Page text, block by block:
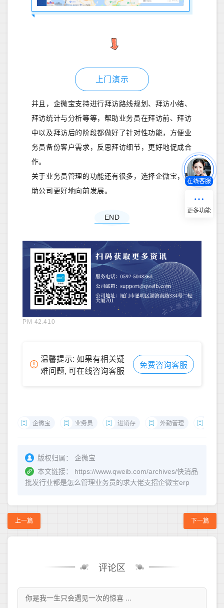
上门演示
并且，企微宝支持进行拜访路线规划、拜访小结、
拜访统计与分析等等，帮助业务员在拜访前、拜访
中以及拜访后的阶段都做好了针对性功能，方便业
务员备份客户需求，反思拜访细节，更好地促成合
作。
关于业务员管理的功能还有很多，选择企微宝，帮
助公司更好地向前发展。
END
PM-42.410
温馨提示: 如果有相关疑
难问题, 可在线咨询客服
免费咨询客服
企微宝 业务员 进销存 外勤管理
版权归属：
企微宝
本文链接：
https://www.qweib.com/archives/快消品
批发行业都是怎么管理业务员的求大佬支招企微宝erp
上一篇 下一篇
评论区
在线客服